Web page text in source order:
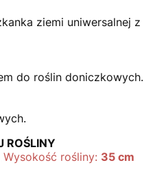
ziemi uniwersalnej z
do roślin doniczkowych.
ROŚLINY
Wysokość rośliny: 35 cm